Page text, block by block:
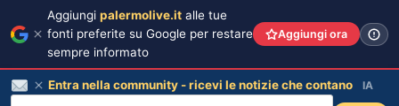
Aggiungi palermolive.it alle tue
fonti preferite su Google per restare
sempre informato
Aggiungi ora
Entra nella community - ricevi le notizie che contano IA